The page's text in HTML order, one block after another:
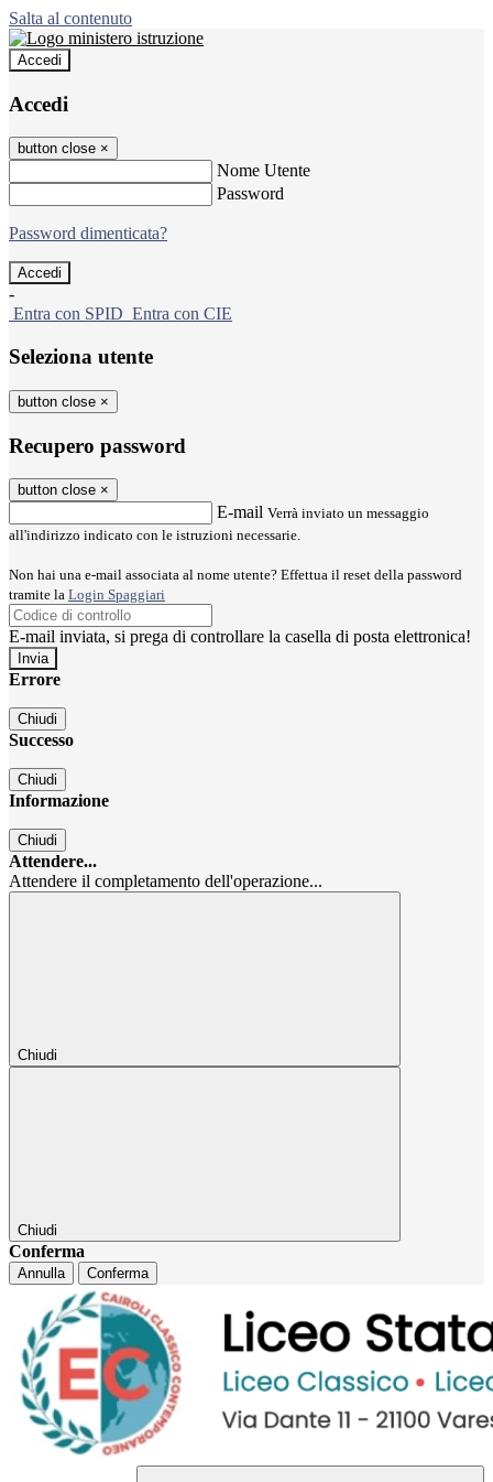
Salta al contenuto
Accedi
Accedi
button close ×
Nome Utente
Password
Password dimenticata?
-
Entra con SPID Entra con CIE
Seleziona utente
button close ×
Recupero password
button close ×
E-mail Verrà inviato un messaggio
all'indirizzo indicato con le istruzioni necessarie.
Non hai una e-mail associata al nome utente? Effettua il reset della password
tramite la Login Spaggiari
E-mail inviata, si prega di controllare la casella di posta elettronica!
Errore
Chiudi
Successo
Chiudi
Informazione
Chiudi
Attendere...
Attendere il completamento dell'operazione...
Chiudi
Chiudi
Conferma
Annulla Conferma